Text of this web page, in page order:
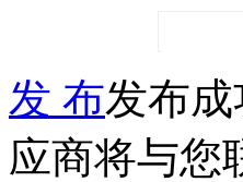
发 布发布
应商将与您